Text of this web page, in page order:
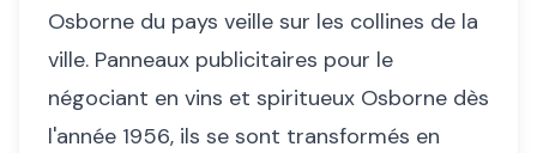
Osborne du pays veille sur les collines de la
ville. Panneaux publicitaires pour le
négociant en vins et spiritueux Osborne dès
l'année 1956, ils se sont transformés en